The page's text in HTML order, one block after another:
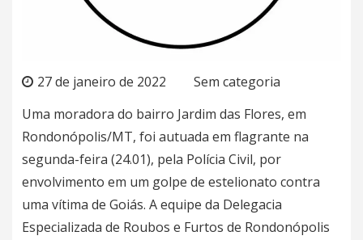
27 de janeiro de 2022
Sem categoria
Uma moradora do bairro Jardim das Flores, em
Rondonópolis/MT, foi autuada em flagrante na
segunda-feira (24.01), pela Polícia Civil, por
envolvimento em um golpe de estelionato contra
uma vítima de Goiás. A equipe da Delegacia
Especializada de Roubos e Furtos de Rondonópolis